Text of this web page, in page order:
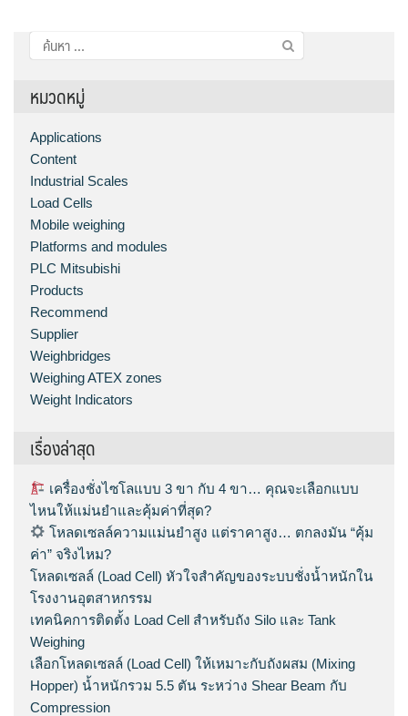
ค้นหา
สำหรับ:
หมวดหมู่
Applications
Content
Industrial Scales
Load Cells
Mobile weighing
Platforms and modules
PLC Mitsubishi
Products
Recommend
Supplier
Weighbridges
Weighing ATEX zones
Weight Indicators
เรื่องล่าสุด
เครื่องชั่งไซโลแบบ 3 ขา กับ 4 ขา… คุณจะเลือกแบบ
ไหนให้แม่นยำและคุ้มค่าที่สุด?
โหลดเซลล์ความแม่นยำสูง แต่ราคาสูง… ตกลงมัน “คุ้ม
ค่า” จริงไหม?
โหลดเซลล์ (Load Cell) หัวใจสำคัญของระบบชั่งน้ำหนักใน
โรงงานอุตสาหกรรม
เทคนิคการติดตั้ง Load Cell สำหรับถัง Silo และ Tank
Weighing
เลือกโหลดเซลล์ (Load Cell) ให้เหมาะกับถังผสม (Mixing
Hopper) น้ำหนักรวม 5.5 ตัน ระหว่าง Shear Beam กับ
Compression